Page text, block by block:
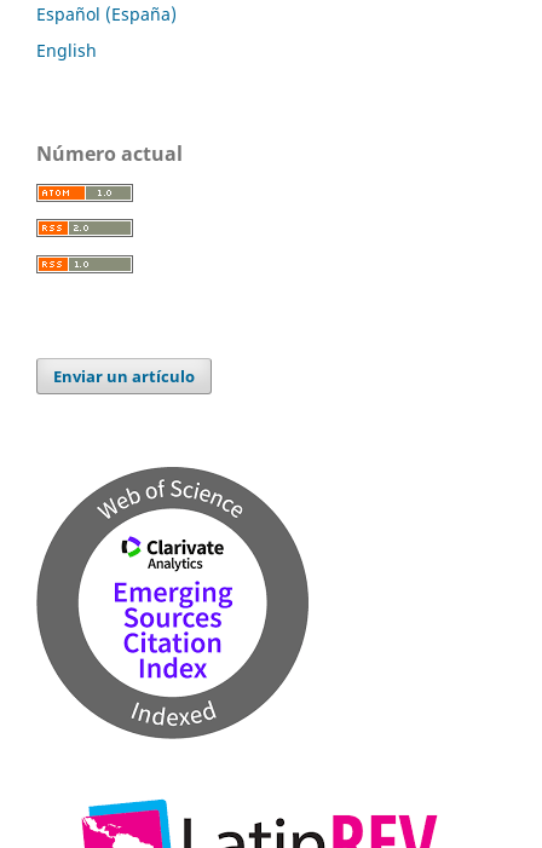
Español (España)
English
Número actual
Enviar un artículo